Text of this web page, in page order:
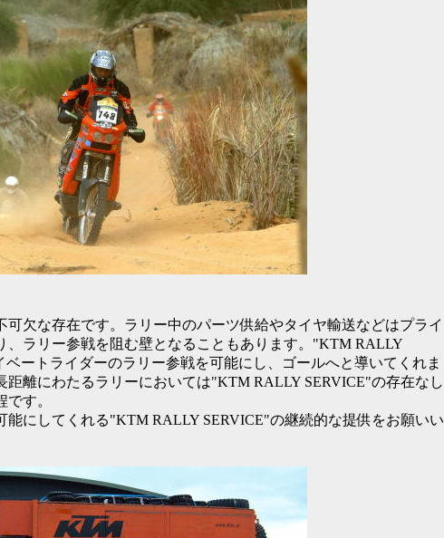
欠な存在です。ラリー中のパーツ供給やタイヤ輸送などはプライ
、ラリー参戦を阻む壁となることもあります。"KTM RALLY
ートライダーのラリー参戦を可能にし、ゴールへと導いてくれま
離にわたるラリーにおいては"KTM RALLY SERVICE"の存在なし
す。
にしてくれる"KTM RALLY SERVICE"の継続的な提供をお願いい